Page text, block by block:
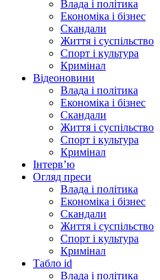
Влада і політика
Економіка і бізнес
Скандали
Життя і суспільство
Спорт і культура
Кримінал
Відеоновини
Влада і політика
Економіка і бізнес
Скандали
Життя і суспільство
Спорт і культура
Кримінал
Інтерв’ю
Огляд преси
Влада і політика
Економіка і бізнес
Скандали
Життя і суспільство
Спорт і культура
Кримінал
Табло id
Влада і політика